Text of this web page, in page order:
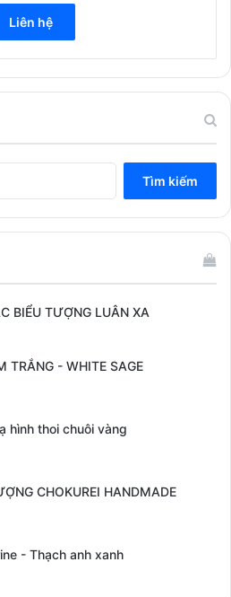
Liên hệ
Tìm kiếm
BIỂU TƯỢNG LUÂN XA
TRẮNG - WHITE SAGE
hình thoi chuôi vàng
CHOKUREI HANDMADE
- Thạch anh xanh